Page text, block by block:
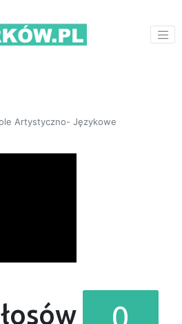
Artystyczno- Językowe
0